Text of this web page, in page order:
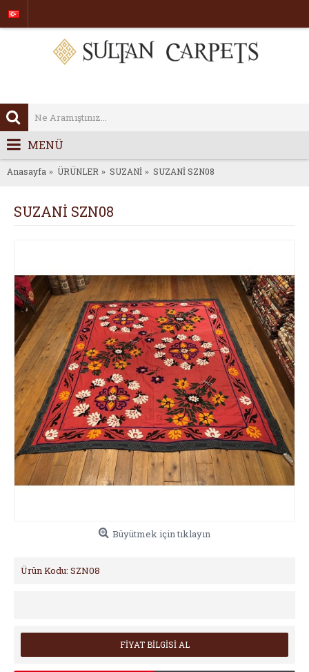
MENÜ
Anasayfa ÜRÜNLER SUZANİ SUZANİ SZN08
SUZANİ SZN08
Büyütmek için tıklayın
Ürün Kodu: SZN08
FİYAT BİLGİSİ AL